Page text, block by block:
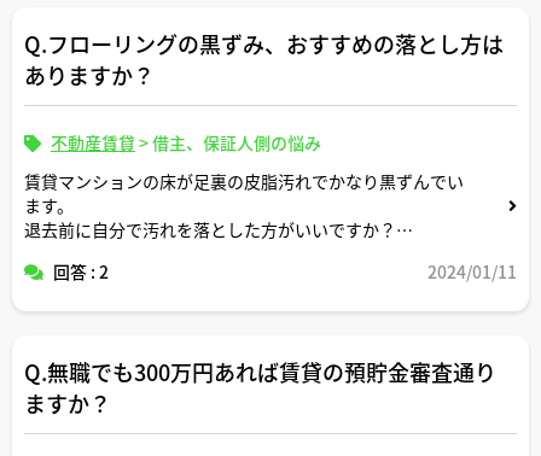
Q.フローリングの黒ずみ、おすすめの落とし方は
ありますか？
不動産賃貸 >借主、保証人側の悩み
賃貸マンションの床が足裏の皮脂汚れでかなり黒ずんでい
ます。
退去前に自分で汚れを落とした方がいいですか？
ネットで検索すると、ウタマロクリーナーやフローリング
回答 : 2 2024/01/11
Q.無職でも300万円あれば賃貸の預貯金審査通り
ますか？